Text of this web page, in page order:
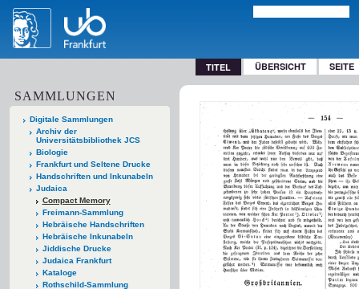
TITEL ÜBERSICHT SEITE
SAMMLUNGEN
Digitale Sammlungen
Archiv der
Universitätsbibliothek JCS
Biologie
Frankfurt und Seltene Drucke
Handschriften und Inkunabeln
Judaica
Compact Memory
Freimann-Sammlung
Hebräische Handschriften
Hebräische Inkunabeln
Jiddische Drucke
Judaica Frankfurt
Kataloge
Rothschild-Sammlung